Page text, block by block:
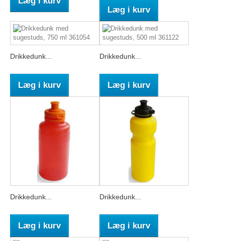
Læg i kurv
Drikkedunk...
Læg i kurv
Drikkedunk...
Læg i kurv
Drikkedunk...
Læg i kurv
Drikkedunk...
Læg i kurv